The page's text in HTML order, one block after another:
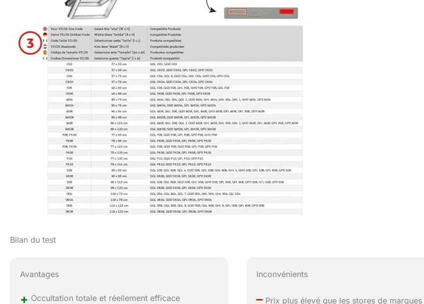
Bilan du test
Avantages
+ Occultation totale et réellement efficace
Inconvénients
– Prix plus élevé que les stores de marques